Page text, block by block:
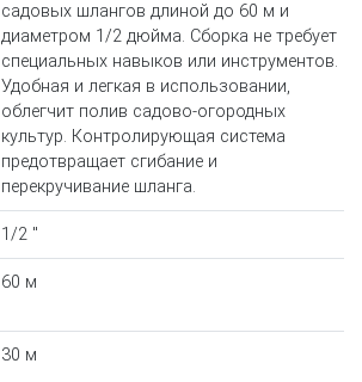
садовых шлангов длиной до 60 м и
диаметром 1/2 дюйма. Сборка не требует
специальных навыков или инструментов.
Удобная и легкая в использовании,
облегчит полив садово-огородных
культур. Контролирующая система
предотвращает сгибание и
перекручивание шланга.
1/2 "
60 м
30 м